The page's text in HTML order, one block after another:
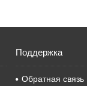
Поддержка
Обратная связь